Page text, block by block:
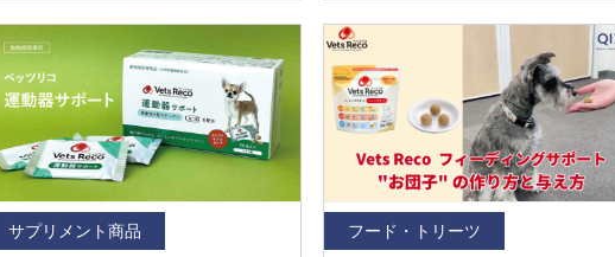
サプリメント商品 フード・トリーツ